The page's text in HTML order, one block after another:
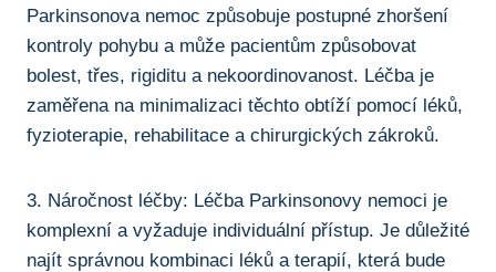
Parkinsonova ​nemoc ‍způsobuje postupné zhoršení
kontroly ​pohybu ‌a může pacientům způsobovat‍
bolest, ⁢třes, rigiditu ‌a nekoordinovanost. Léčba je
zaměřena na ⁣minimalizaci těchto ⁢obtíží⁢ pomocí‌ léků,
fyzioterapie, rehabilitace a chirurgických zákroků.
3. Náročnost léčby: Léčba Parkinsonovy nemoci ​je
komplexní ⁣a ​vyžaduje individuální přístup.⁣ Je​ důležité
najít ​správnou ‌kombinaci léků a terapií, která⁣ bude